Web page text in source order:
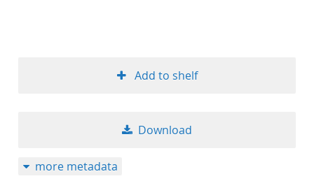
Add to shelf
Download
more metadata